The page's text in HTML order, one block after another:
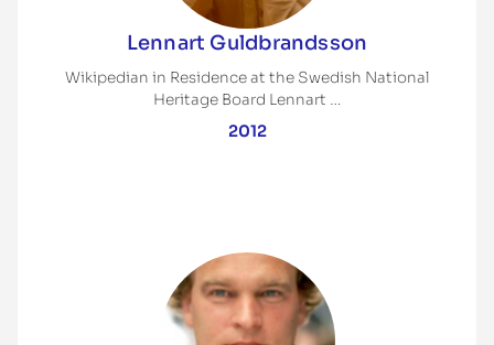
Lennart Guldbrandsson
Wikipedian in Residence at the Swedish National
Heritage Board Lennart …
2012